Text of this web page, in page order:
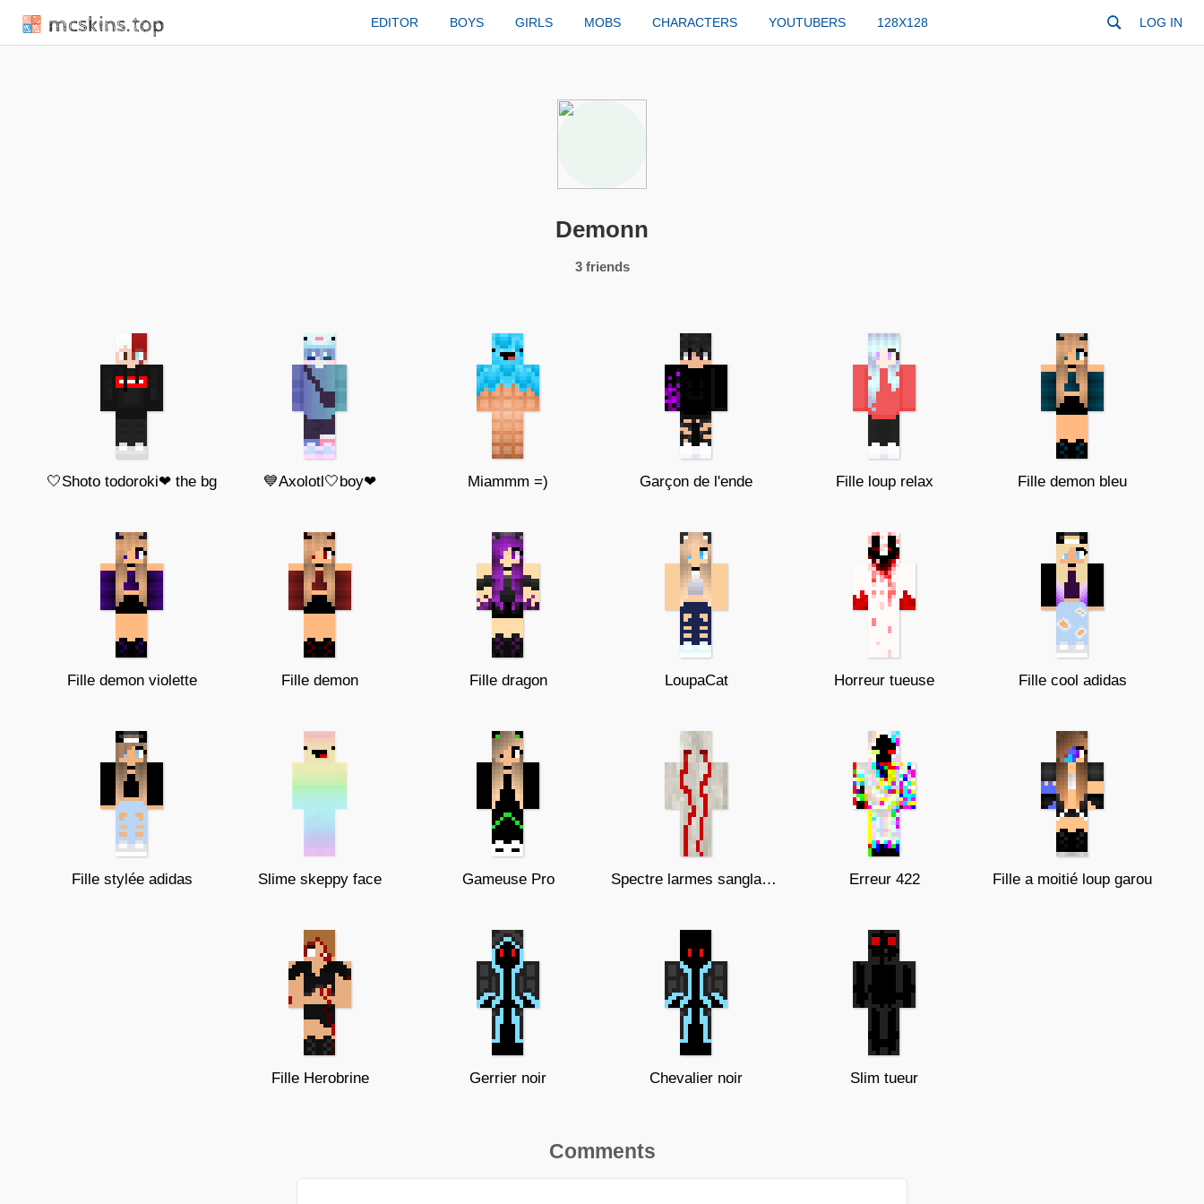
mcskins.top EDITOR BOYS GIRLS MOBS CHARACTERS YOUTUBERS 128X128 LOG IN
Demonn
3 friends
🤍Shoto todoroki❤ the bg 💙Axolotl🤍boy❤ Miammm =) Garçon de l'ende Fille loup relax Fille demon bleu
Fille demon violette Fille demon Fille dragon LoupaCat Horreur tueuse Fille cool adidas
Fille stylée adidas Slime skeppy face Gameuse Pro Spectre larmes sanglantes Erreur 422 Fille a moitié loup garou
Fille Herobrine Gerrier noir Chevalier noir Slim tueur
Comments